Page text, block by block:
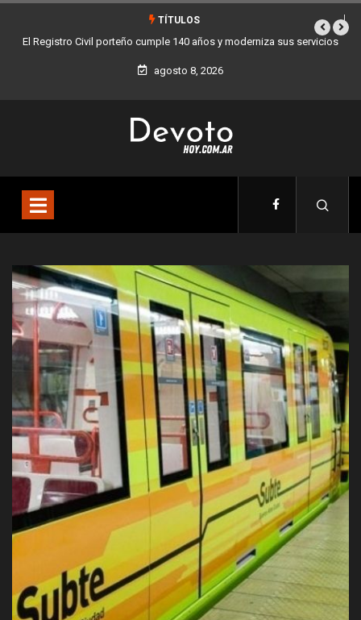
TÍTULOS
servicios Buenos Aires sumó 12 nuevos Bares Notables y ya son 90 en
la Ciudad
agosto 8, 2026